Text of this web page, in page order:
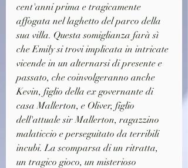
cent'anni prima e tragicamente
affogata nel laghetto del parco della
sua villa. Questa somiglianza farà sì
che Emily si trovi implicata in intricate
vicende in un alternarsi di presente e
passato, che coinvolgeranno anche
Kevin, figlio della ex governante di
casa Mallerton, e Oliver, figlio
dell'attuale sir Mallerton, ragazzino
malaticcio e perseguitato da terribili
incubi. La scomparsa di un ritratta,
un tragico gioco, un misterioso